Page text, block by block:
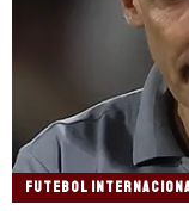
FUTEBOL